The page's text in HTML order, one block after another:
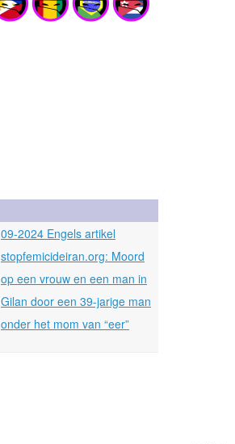
09-2024 Engels artikel
stopfemicideiran.org: Moord
op een vrouw en een man in
Gilan door een 39-jarige man
onder het mom van “eer”